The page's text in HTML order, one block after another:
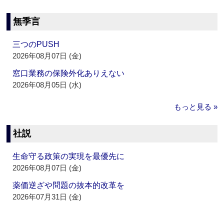
無季言
三つのPUSH
2026年08月07日 (金)
窓口業務の保険外化ありえない
2026年08月05日 (水)
もっと見る »
社説
生命守る政策の実現を最優先に
2026年08月07日 (金)
薬価逆ざや問題の抜本的改革を
2026年07月31日 (金)